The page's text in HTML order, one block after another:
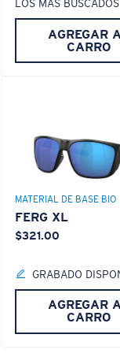
¿Se ajusta por
Es posible que
¿Se ajusta en
Es posible que
grande.
LOS MÁS BUSCADOS
AGREGAR
CARRO
MATERIAL DE BASE BIO
FERG XL
$321.00
GRABADO
AGREGAR
CARRO